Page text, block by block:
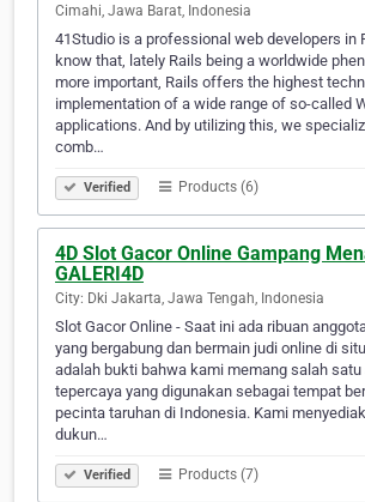
Cimahi, Jawa Barat, Indonesia
41Studio is a professional web developers in
know that, lately Rails being a worldwide
more important, Rails offers the highest
implementation of a wide range of so-called
applications. And by utilizing this, we
comb…
Verified Products (6)
4D Slot Gacor Online Gampang
GALERI4D
City: Dki Jakarta, Jawa Tengah, Indonesia
Slot Gacor Online - Saat ini ada ribuan
yang bergabung dan bermain judi online di
adalah bukti bahwa kami memang salah
tepercaya yang digunakan sebagai tempat
pecinta taruhan di Indonesia. Kami
dukun…
Verified Products (7)